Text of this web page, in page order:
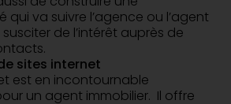
qui va suivre l’agence ou l’agent
de l’intérêt auprès de
sites internet
est en incontournable
un agent immobilier. Il offre